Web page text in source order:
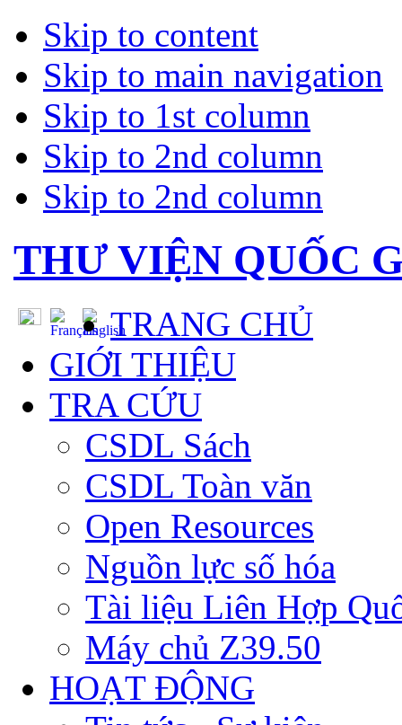
Skip to content
Skip to main navigation
Skip to 1st column
Skip to 2nd column
Skip to 2nd column
THƯ VIỆN QUỐC
TRANG CHỦ
GIỚI THIỆU
TRA CỨU
CSDL Sách
CSDL Toàn văn
Open Resources
Nguồn lực số hóa
Tài liệu Liên Hợp
Máy chủ Z39.50
HOẠT ĐỘNG